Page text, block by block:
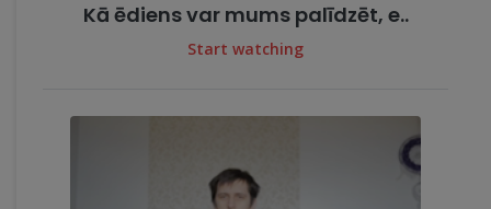
Kā ēdiens var mums palīdzēt, e..
Start watching